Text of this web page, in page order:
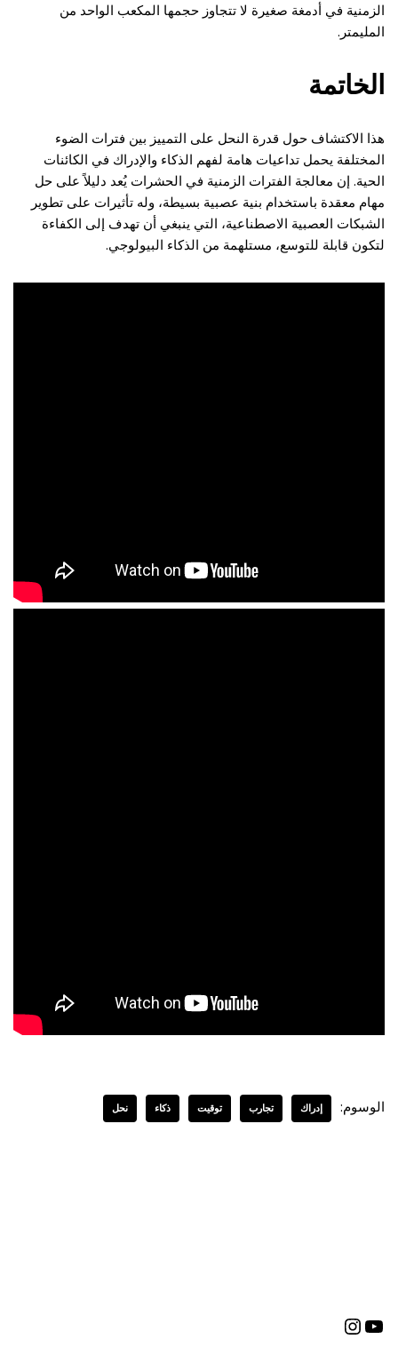
الزمنية في أدمغة صغيرة لا تتجاوز حجمها المكعب الواحد من
المليمتر.
الخاتمة
هذا الاكتشاف حول قدرة النحل على التمييز بين فترات الضوء
المختلفة يحمل تداعيات هامة لفهم الذكاء والإدراك في الكائنات
الحية. إن معالجة الفترات الزمنية في الحشرات يُعد دليلاً على حل
مهام معقدة باستخدام بنية عصبية بسيطة، وله تأثيرات على تطوير
الشبكات العصبية الاصطناعية، التي ينبغي أن تهدف إلى الكفاءة
لتكون قابلة للتوسع، مستلهمة من الذكاء البيولوجي.
الوسوم: إدراك تجارب توقيت ذكاء نحل